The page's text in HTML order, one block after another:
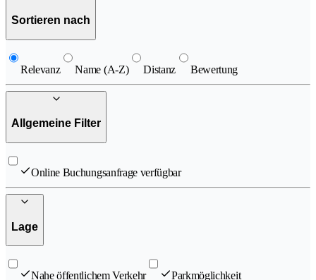
Sortieren nach
Relevanz Name (A-Z) Distanz Bewertung
Allgemeine Filter
Online Buchungsanfrage verfügbar
Lage
Nahe öffentlichem Verkehr Parkmöglichkeit